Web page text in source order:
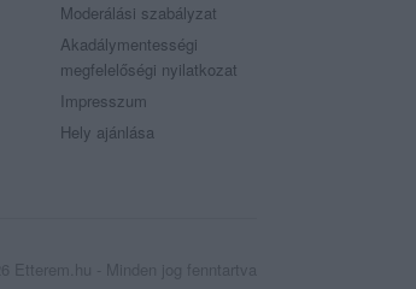
Moderálási szabályzat
Akadálymentességi
megfelelőségi nyilatkozat
Impresszum
Hely ajánlása